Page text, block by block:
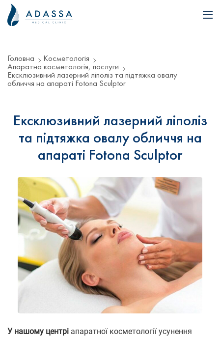
Головна
Косметологія
Апаратна косметологія, послуги
Ексклюзивний лазерний ліполіз та підтяжка овалу
обличчя на апараті Fotona Sculptor
Ексклюзивний лазерний ліполіз
та підтяжка овалу обличчя на
апараті Fotona Sculptor
У нашому центрі апаратної косметології усунення